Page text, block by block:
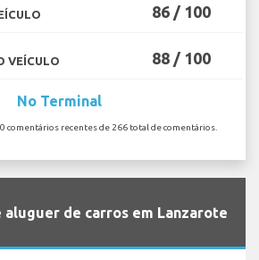
86 / 100
VEÍCULO 88 / 100
No Terminal
comentários recentes de 266 total de comentários.
aluguer de carros em Lanzarote